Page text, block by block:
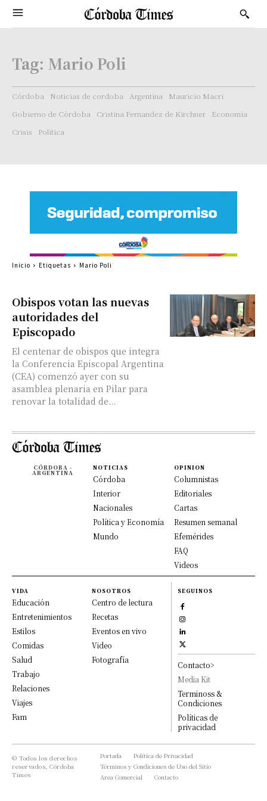
Tag: Mario Poli
Córdoba Noticias de cordoba Argentina
Mauricio Macri
Gobierno de Córdoba
Cristina Fernandez de Kirchner
Economía
Crisis
Politica
Obispos votan las nuevas
autoridades del
Episcopado
El centenar de obispos que integra
la Conferencia Episcopal Argentina
(CEA) comenzó ayer con su
asamblea plenaria en Pilar para
renovar la totalidad de...
Inicio Etiquetas Mario Poli
CÓRDOBA -
ARGENTINA
NOTICIAS
Córdoba
Interior
Nacionales
Política y Economía
Mundo
OPINION
Columnistas
Editoriales
Cartas
Resumen semanal
Efemérides
FAQ
Videos
VIDA
Educación
Entretenimientos
Estilos
Comidas
Salud
Trabajo
Relaciones
Viajes
Fam
NOSOTROS
Centro de lectura
Recetas
Eventos en vivo
Video
Fotografía
SEGUINOS
Contacto>
Media Kit
Terminoss &
Condiciones
Políticas de
privacidad
© Todos los derechos
reservados, Córdoba
Times
Portada
Política de Privacidad
Términos y Condiciones de Uso del Sitio
Area Comercial
Contacto